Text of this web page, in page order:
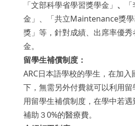
「文部科學省學習獎學金」 、
金」、「共立Maintenance獎
獎」等，針對成績、出席率優
金。
留學生補償制度：
ARC日本語學校的學生，在加
下，無需另外付費就可以利用
用留學生補償制度，在學中若
補助３0%的醫療費。